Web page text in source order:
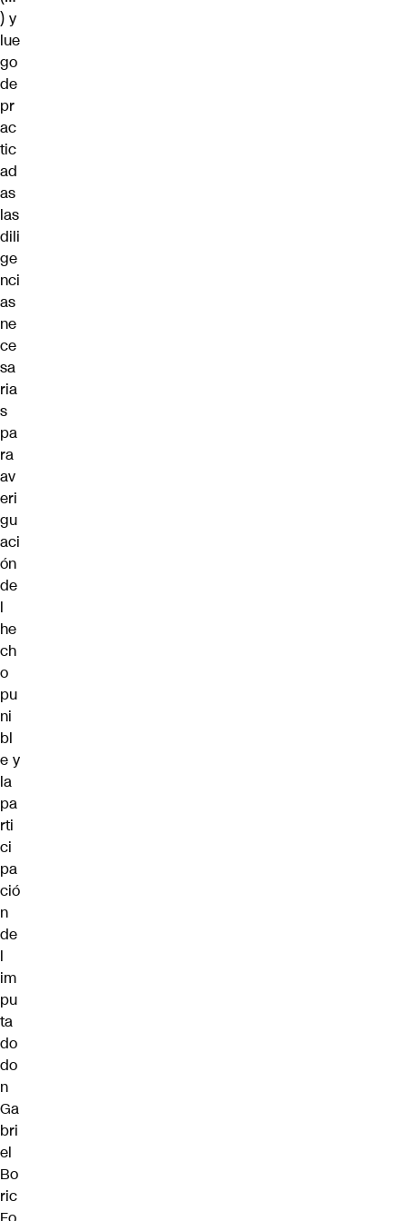
) y
lue
go
de
pr
ac
tic
ad
as
las
dili
ge
nci
as
ne
ce
sa
ria
s
pa
ra
av
eri
gu
aci
ón
de
l
he
ch
o
pu
ni
bl
e y
la
pa
rti
ci
pa
ció
n
de
l
im
pu
ta
do
do
n
Ga
bri
el
Bo
ric